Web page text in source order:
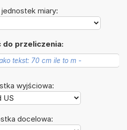
miary:
do przeliczenia:
wyjściowa:
docelowa: